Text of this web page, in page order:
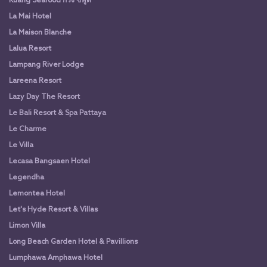
La Mai Hotel
La Maison Blanche
Lalua Resort
Lampang River Lodge
Lareena Resort
Lazy Day The Resort
Le Bali Resort & Spa Pattaya
Le Charme
Le Villa
Lecasa Bangsaen Hotel
Legendha
Lemontea Hotel
Let's Hyde Resort & Villas
Limon Villa
Long Beach Garden Hotel & Pavillions
Lumphawa Amphawa Hotel